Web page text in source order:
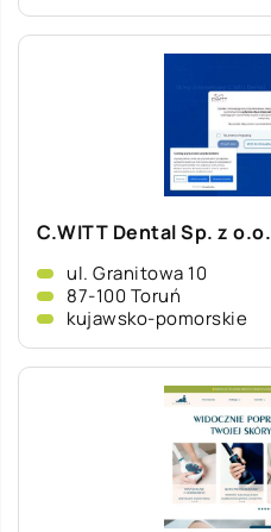
C.WITT Dental Sp. z o.o.
ul. Granitowa 10
87-100 Toruń
kujawsko-pomorskie